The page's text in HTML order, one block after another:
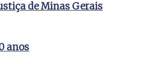
de Minas Gerais
anos